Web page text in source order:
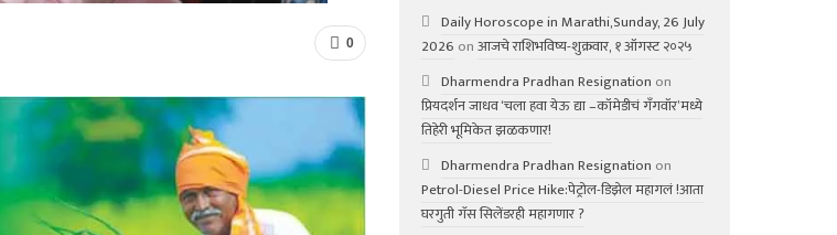
0
Daily Horoscope in Marathi,Sunday, 26 July
2026 onआजचे राशिभविष्य-शुक्रवार, १ ऑगस्ट २०२५
Dharmendra Pradhan Resignation on
प्रियदर्शन जाधव ‘चला हवा येऊ द्या –कॉमेडीचं गॅंगवॉर’मध्ये
तिहेरी भूमिकेत झळकणार!
Dharmendra Pradhan Resignation on
Petrol-Diesel Price Hike:पेट्रोल-डिझेल महागलं !आता
घरगुती गॅस सिलेंडरही महागणार ?